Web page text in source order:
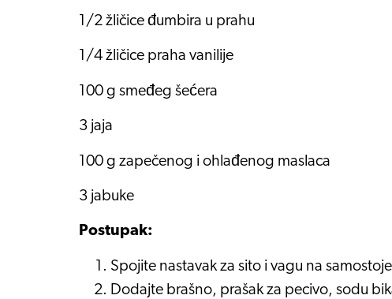
1/2 žličice đumbira u prahu
1/4 žličice praha vanilije
100 g smeđeg šećera
3 jaja
100 g zapečenog i ohlađenog maslaca
3 jabuke
Postupak:
Spojite nastavak za sito i vagu na
Dodajte brašno, prašak za pecivo, sodu